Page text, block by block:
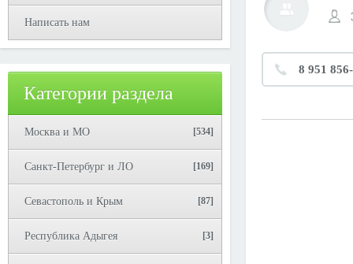
Написать нам
Категории раздела
Москва и МО [534]
Санкт-Петербург и ЛО [169]
Севастополь и Крым [87]
Республика Адыгея [3]
8 951